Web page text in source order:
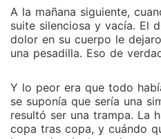
A la mañana siguiente,
suite silenciosa y vacía. El
dolor en su cuerpo le
una pesadilla. Eso de
Y lo peor era que todo
se suponía que sería una
resultó ser una trampa. La
copa tras copa, y cuándo